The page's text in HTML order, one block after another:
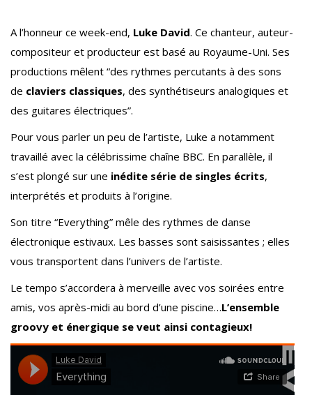
A l’honneur ce week-end, Luke David. Ce chanteur, auteur-
compositeur et producteur est basé au Royaume-Uni. Ses
productions mêlent “des rythmes percutants à des sons
de claviers classiques, des synthétiseurs analogiques et
des guitares électriques”.
Pour vous parler un peu de l’artiste, Luke a notamment
travaillé avec la célébrissime chaîne BBC. En parallèle, il
s’est plongé sur une inédite série de singles écrits,
interprétés et produits à l’origine.
Son titre “Everything” mêle des rythmes de danse
électronique estivaux. Les basses sont saisissantes ; elles
vous transportent dans l’univers de l’artiste.
Le tempo s’accordera à merveille avec vos soirées entre
amis, vos après-midi au bord d’une piscine…L’ensemble
groovy et énergique se veut ainsi contagieux!